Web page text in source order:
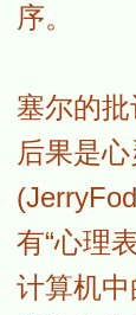
序。
塞尔的
后果是
有“心理
计算机